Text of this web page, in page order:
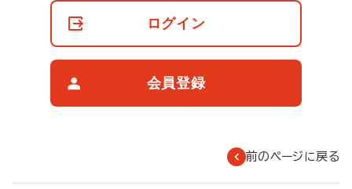
ログイン
会員登録
前のページに戻る